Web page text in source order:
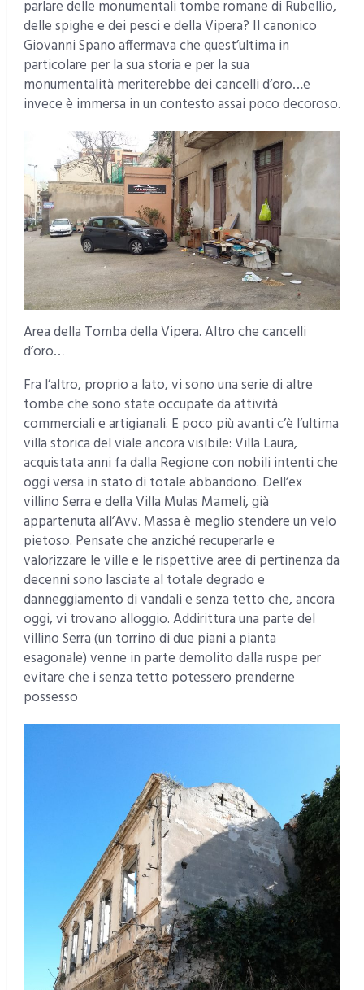
parlare delle monumentali tombe romane di Rubellio,
delle spighe e dei pesci e della Vipera? Il canonico
Giovanni Spano affermava che quest’ultima in
particolare per la sua storia e per la sua
monumentalità meriterebbe dei cancelli d’oro…e
invece è immersa in un contesto assai poco decoroso.
Area della Tomba della Vipera. Altro che cancelli
d’oro…
Fra l’altro, proprio a lato, vi sono una serie di altre
tombe che sono state occupate da attività
commerciali e artigianali. E poco più avanti c’è l’ultima
villa storica del viale ancora visibile: Villa Laura,
acquistata anni fa dalla Regione con nobili intenti che
oggi versa in stato di totale abbandono. Dell’ex
villino Serra e della Villa Mulas Mameli, già
appartenuta all’Avv. Massa è meglio stendere un velo
pietoso. Pensate che anziché recuperarle e
valorizzare le ville e le rispettive aree di pertinenza da
decenni sono lasciate al totale degrado e
danneggiamento di vandali e senza tetto che, ancora
oggi, vi trovano alloggio. Addirittura una parte del
villino Serra (un torrino di due piani a pianta
esagonale) venne in parte demolito dalla ruspe per
evitare che i senza tetto potessero prenderne
possesso